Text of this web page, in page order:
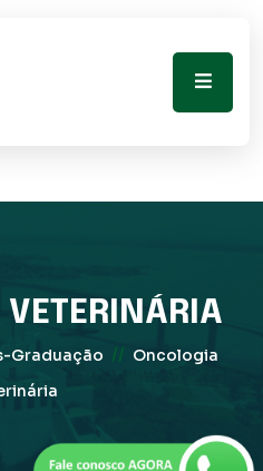
Graduação // Oncologia